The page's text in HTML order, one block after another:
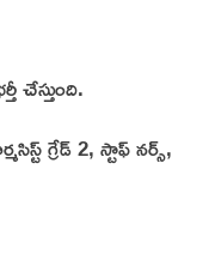
చేస్తుంది.
గ్రేడ్ 2, స్టాఫ్ నర్స్,